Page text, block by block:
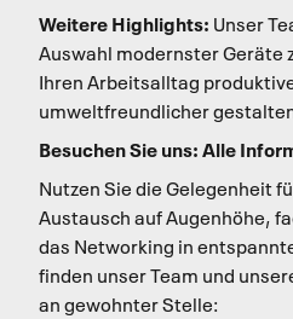
Weitere Highlights: Unser
Auswahl modernster Geräte
Ihren Arbeitsalltag
umweltfreundlicher
Besuchen Sie uns: Alle
Nutzen Sie die Gelegenheit
Austausch auf Augenhöhe,
das Networking in
finden unser Team und
an gewohnter Stelle: